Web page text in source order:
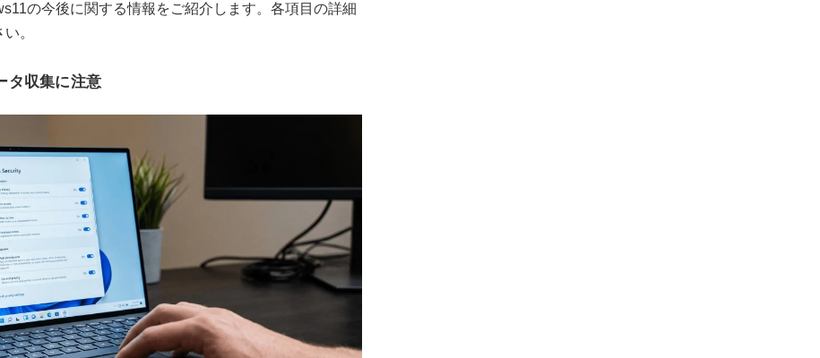
の今後に関する情報をご紹介します。各項目の詳細
。
タ収集に注意